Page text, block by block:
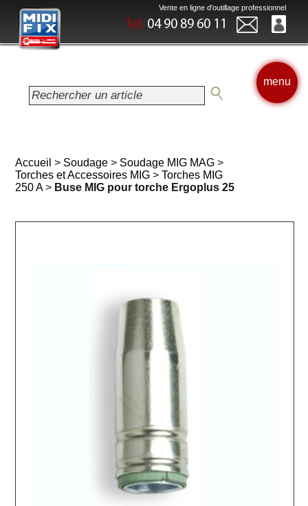
Vente en ligne d'outillage professionnel
Tél. 04 90 89 60 11
menu
Accueil > Soudage > Soudage MIG MAG >
Torches et Accessoires MIG >Torches MIG
250 A> Buse MIG pour torche Ergoplus 25